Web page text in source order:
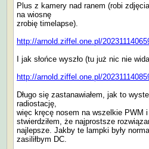
Plus z kamery nad ranem (robi
na wiosnę
zrobię timelapse).
http://arnold.ziffel.one.pl/
I jak słońce wyszło (tu już nic nie
http://arnold.ziffel.one.pl/
Długo się zastanawiałem, jak to
radiostację,
więc kręcę nosem na wszelkie PWM i
stwierdziłem, że najprostsze
najlepsze. Jakby te lampki były
zasiliłbym DC.